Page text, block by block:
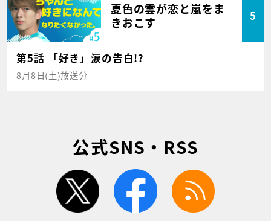
夏色の雲が恋と嵐をま
きおこす
5
第5話 「好き」涙の告白!?
8月8日(土)放送分
公式SNS・RSS
twitter facebook